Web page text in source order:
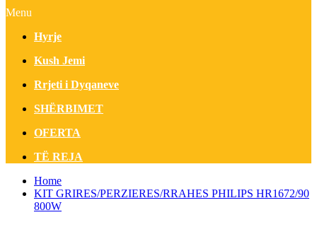
Menu
Hyrje
Kush Jemi
Rrjeti i Dyqaneve
SHËRBIMET
OFERTA
TË REJA
Home
KIT GRIRES/PERZIERES/RRAHES PHILIPS HR1672/90
800W